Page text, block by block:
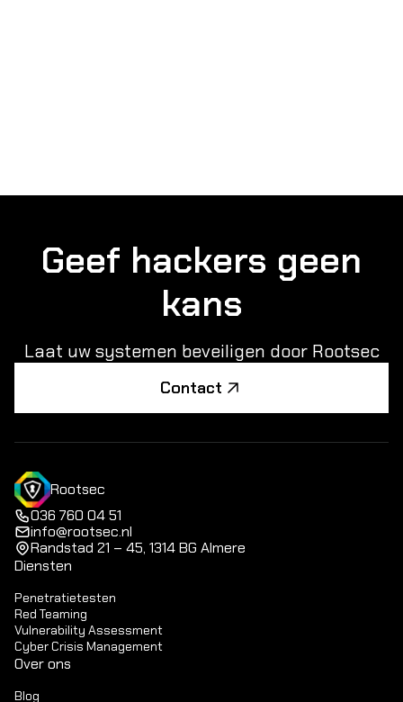
Geef hackers geen
kans
Laat uw systemen beveiligen door Rootsec
Contact
Rootsec
036 760 04 51
info@rootsec.nl
Randstad 21 – 45, 1314 BG Almere
Diensten
Penetratietesten
Red Teaming
Vulnerability Assessment
Cyber Crisis Management
Over ons
Blog